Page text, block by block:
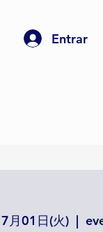
Entrar
7月01日(火)
  |